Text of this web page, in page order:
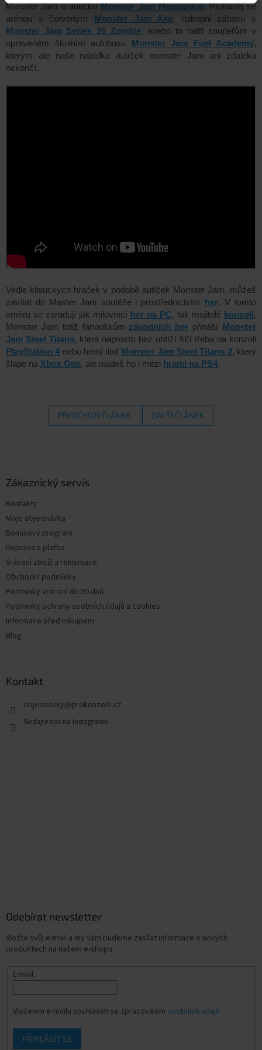
Monster Jam o autíčkoMonster Jam Megalodon. Proháněj se
arénou s červeným
Monster Jam Axe, nakopni zábavu s
Monster Jam Series 26 Zombie, anebo to natři soupeřům v
upraveném
školním autobusu Monster Jam Fuel Academy,
kterým ale naše nabídka autíček monster Jam ani zdaleka
nekončí.
Vedle klasických hraček v podobě autíček Monster Jam, můžeš
zavítat do Master Jam soutěže i prostřednictvím
her. V tomto
směru se zaradují jak milovníci
her na PC, tak majitelé konzolí.
Monster Jam totiž fanouškům závodních her přináší
Monster
Jam Steel Titans, která naprosto bez obtíží frčí třeba na konzoli
PlayStation 4 nebo herní titul Monster Jam Steel Titans 2, který
šlape na Xbox One, ale najdeš ho i mezi hrami na PS4.
PŘEDCHOZÍ ČLÁNEK DALŠÍ ČLÁNEK
Zákaznický servis
Kontakty
Moje objednávka
Bonusový program
Doprava a platba
Vrácení zboží a reklamace
Obchodní podmínky
Podmínky vrácení do 30 dnů
Podmínky ochrany osobních údajů a cookies
Informace před nákupem
Blog
Kontakt
objednavky@prokonzole.cz
Odebírat newsletter
Vložte svůj e-mail a my vám budeme zasílat informace o nových
produktech na našem e-shopu.
E-mail
Vložením e-mailu souhlasím se zpracováním osobních údajů
PŘIHLÁSIT SE